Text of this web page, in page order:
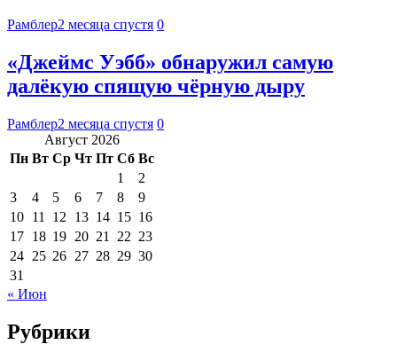
Рамблер2 месяца спустя 0
«Джеймс Уэбб» обнаружил самую
далёкую спящую чёрную дыру
Рамблер2 месяца спустя 0
Август 2026
Пн Вт Ср Чт Пт Сб Вс
1
2
3
4 5 6 7 8
9
10 11 12 13 14 15 16
17 18 19 20 21 22 23
24 25 26 27 28 29 30
31
« Июн
Рубрики